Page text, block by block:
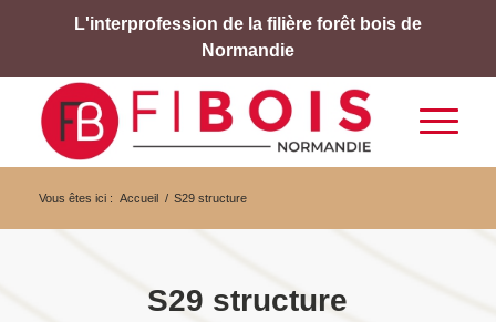
L'interprofession de la filière forêt bois de
Normandie
Vous êtes ici : Accueil / S29 structure
S29 structure